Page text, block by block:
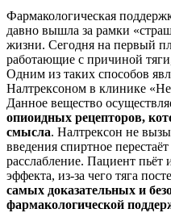
Фармакологическая
давно вышла за рамки
жизни. Сегодня на первый
работающие с причиной
Одним из таких способов
Налтрексоном в клинике
Данное вещество
опиоидных рецепторов,
смысла. Налтрексон не
введения спиртное
расслабление. Пациент пьёт
эффекта, из-за чего тяга
самых доказательных и
фармакологической